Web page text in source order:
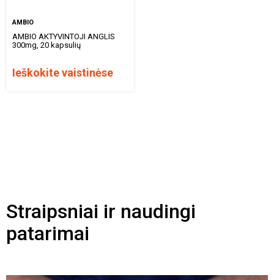
AMBIO
AMBIO AKTYVINTOJI ANGLIS
300mg, 20 kapsulių
Ieškokite vaistinėse
Straipsniai ir naudingi
patarimai